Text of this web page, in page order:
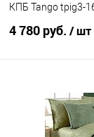
КПБ Tango tpig3-
4 780 руб. / шт
Купить в 1 клик